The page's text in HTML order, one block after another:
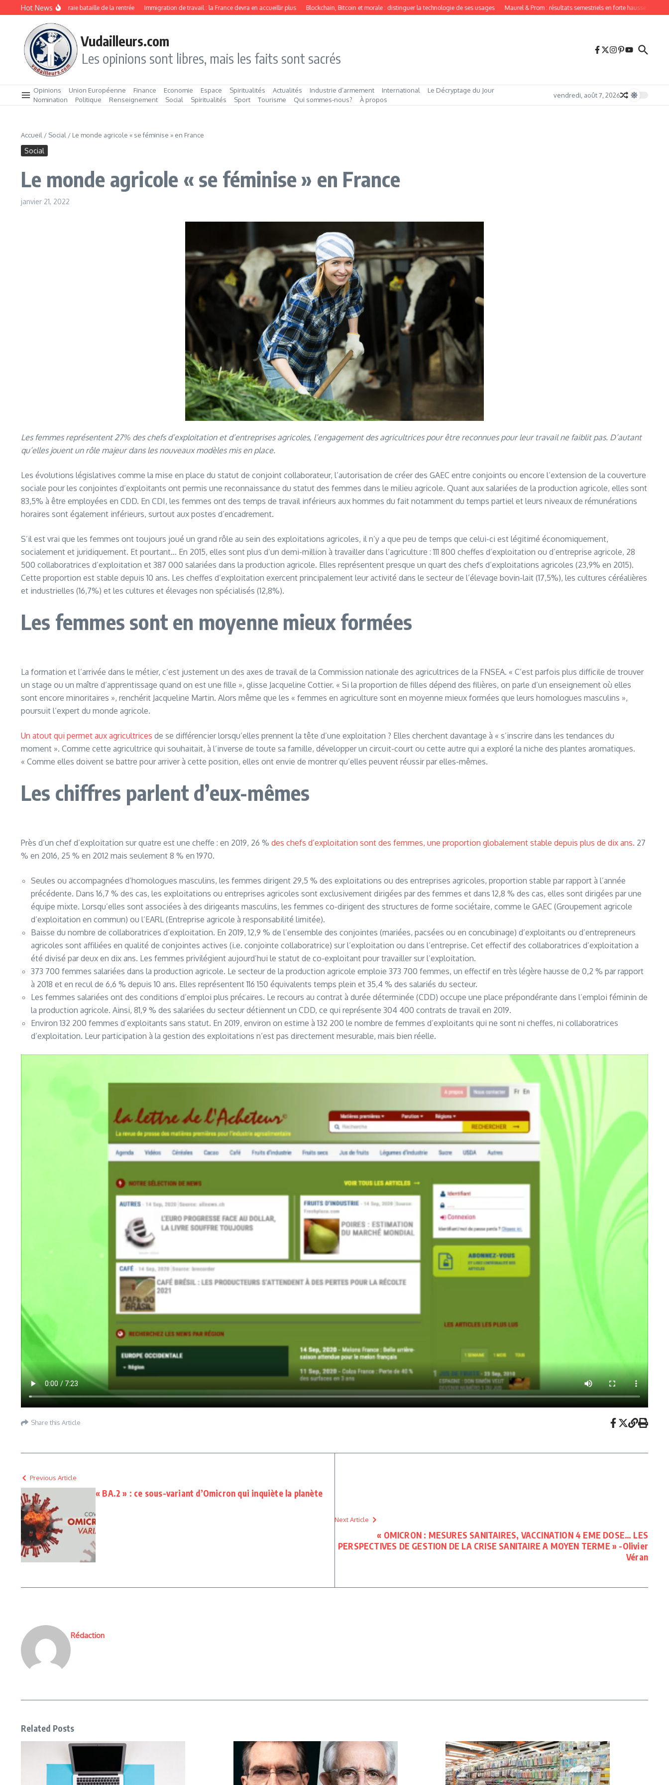
Aller au contenu
Hot News
Click & Collect : la vraie bataille de la rentrée Immigration de travail : la France devra en accueillir plus Blockchain, Bitcoin et morale : distinguer la technologie de ses usages Maurel & Prom : résultats semestriels en forte hausse en 2026
Vudailleurs.com
Les opinions sont libres, mais les faits sont sacrés
Opinions Union Européenne Finance Economie Espace Spiritualités Actualités Industrie d’armement International
Le Décryptage du Jour
Nomination
Politique Renseignement Social Spiritualités Sport Tourisme Qui sommes‑nous? À propos
vendredi, août 7, 2026
Accueil / Social / Le monde agricole « se féminise » en France
Social
Le monde agricole « se féminise » en France
janvier 21, 2022
Les femmes représentent 27% des chefs d’exploitation et d’entreprises agricoles, l’engagement des agricultrices pour être reconnues pour leur travail ne faiblit pas. D’autant
qu’elles jouent un rôle majeur dans les nouveaux modèles mis en place.
Les évolutions législatives comme la mise en place du statut de conjoint collaborateur, l’autorisation de créer des GAEC entre conjoints ou encore l’extension de la couverture
sociale pour les conjointes d’exploitants ont permis une reconnaissance du statut des femmes dans le milieu agricole. Quant aux salariées de la production agricole, elles sont
83,5% à être employées en CDD. En CDI, les femmes ont des temps de travail inférieurs aux hommes du fait notamment du temps partiel et leurs niveaux de rémunérations
horaires sont également inférieurs, surtout aux postes d’encadrement.
S’il est vrai que les femmes ont toujours joué un grand rôle au sein des exploitations agricoles, il n’y a que peu de temps que celui-ci est légitimé économiquement,
socialement et juridiquement. Et pourtant… En 2015, elles sont plus d’un demi-million à travailler dans l’agriculture : 111 800 cheffes d’exploitation ou d’entreprise agricole, 28
500 collaboratrices d’exploitation et 387 000 salariées dans la production agricole. Elles représentent presque un quart des chefs d’exploitations agricoles (23,9% en 2015).
Cette proportion est stable depuis 10 ans. Les cheffes d’exploitation exercent principalement leur activité dans le secteur de l’élevage bovin-lait (17,5%), les cultures céréalières
et industrielles (16,7%) et les cultures et élevages non spécialisés (12,8%).
Les femmes sont en moyenne mieux formées
La formation et l’arrivée dans le métier, c’est justement un des axes de travail de la Commission nationale des agricultrices de la FNSEA. « C’est parfois plus difficile de trouver
un stage ou un maître d’apprentissage quand on est une fille », glisse Jacqueline Cottier. « Si la proportion de filles dépend des filières, on parle d’un enseignement où elles
sont encore minoritaires », renchérit Jacqueline Martin. Alors même que les « femmes en agriculture sont en moyenne mieux formées que leurs homologues masculins »,
poursuit l’expert du monde agricole.
Un atout qui permet aux agricultrices de se différencier lorsqu’elles prennent la tête d’une exploitation ? Elles cherchent davantage à « s’inscrire dans les tendances du
moment ». Comme cette agricultrice qui souhaitait, à l’inverse de toute sa famille, développer un circuit-court ou cette autre qui a exploré la niche des plantes aromatiques.
« Comme elles doivent se battre pour arriver à cette position, elles ont envie de montrer qu’elles peuvent réussir par elles-mêmes.
Les chiffres parlent d’eux-mêmes
Près d’un chef d’exploitation sur quatre est une cheffe : en 2019, 26 % des chefs d’exploitation sont des femmes, une proportion globalement stable depuis plus de dix ans. 27
% en 2016, 25 % en 2012 mais seulement 8 % en 1970.
Seules ou accompagnées d’homologues masculins, les femmes dirigent 29,5 % des exploitations ou des entreprises agricoles, proportion stable par rapport à l’année
précédente. Dans 16,7 % des cas, les exploitations ou entreprises agricoles sont exclusivement dirigées par des femmes et dans 12,8 % des cas, elles sont dirigées par une
équipe mixte. Lorsqu’elles sont associées à des dirigeants masculins, les femmes co-dirigent des structures de forme sociétaire, comme le GAEC (Groupement agricole
d’exploitation en commun) ou l’EARL (Entreprise agricole à responsabilité limitée).
Baisse du nombre de collaboratrices d’exploitation. En 2019, 12,9 % de l’ensemble des conjointes (mariées, pacsées ou en concubinage) d’exploitants ou d’entrepreneurs
agricoles sont affiliées en qualité de conjointes actives (i.e. conjointe collaboratrice) sur l’exploitation ou dans l’entreprise. Cet effectif des collaboratrices d’exploitation a
été divisé par deux en dix ans. Les femmes privilégient aujourd’hui le statut de co-exploitant pour travailler sur l’exploitation.
373 700 femmes salariées dans la production agricole. Le secteur de la production agricole emploie 373 700 femmes, un effectif en très légère hausse de 0,2 % par rapport
à 2018 et en recul de 6,6 % depuis 10 ans. Elles représentent 116 150 équivalents temps plein et 35,4 % des salariés du secteur.
Les femmes salariées ont des conditions d’emploi plus précaires. Le recours au contrat à durée déterminée (CDD) occupe une place prépondérante dans l’emploi féminin de
la production agricole. Ainsi, 81,9 % des salariées du secteur détiennent un CDD, ce qui représente 304 400 contrats de travail en 2019.
Environ 132 200 femmes d’exploitants sans statut. En 2019, environ on estime à 132 200 le nombre de femmes d’exploitants qui ne sont ni cheffes, ni collaboratrices
d’exploitation. Leur participation à la gestion des exploitations n’est pas directement mesurable, mais bien réelle.
Share this Article
Previous Article
« BA.2 » : ce sous-variant d’Omicron qui inquiète la planète
Next Article
« OMICRON : MESURES SANITAIRES, VACCINATION 4 EME DOSE… LES
PERSPECTIVES DE GESTION DE LA CRISE SANITAIRE A MOYEN TERME » -Olivier
Véran
Rédaction
Related Posts